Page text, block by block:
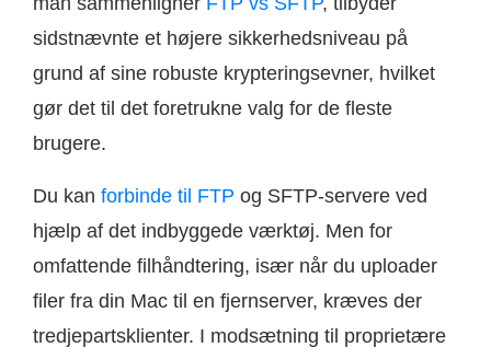
sidstnævnte et højere sikkerhedsniveau på
grund af sine robuste krypteringsevner, hvilket
gør det til det foretrukne valg for de fleste
brugere.
Du kan forbinde til FTP og SFTP-servere ved
hjælp af det indbyggede værktøj. Men for
omfattende filhåndtering, især når du uploader
filer fra din Mac til en fjernserver, kræves der
tredjepartsklienter. I modsætning til proprietære